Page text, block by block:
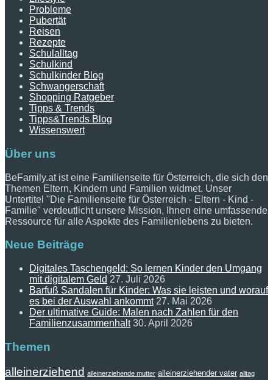
Probleme
Pubertät
Reisen
Rezepte
Schulalltag
Schulkind
Schulkinder Blog
Schwangerschaft
Shopping Ratgeber
Tipps & Trends
Tipps&Trends Blog
Wissenswert
Über uns
BeFamily.at ist eine Familienseite für Österreich, die sich den
Themen Eltern, Kindern und Familien widmet. Unser
Untertitel "Die Familienseite für Österreich - Eltern - Kind -
Familie" verdeutlicht unsere Mission, Ihnen eine umfassende
Ressource für alle Aspekte des Familienlebens zu bieten.
Neue Beiträge
Digitales Taschengeld: So lernen Kinder den Umgang
mit digitalem Geld 27. Juli 2026
Barfuß Sandalen für Kinder: Was sie leisten und worauf
es bei der Auswahl ankommt 27. Mai 2026
Der ultimative Guide: Malen nach Zahlen für den
Familienzusammenhalt 30. April 2026
Themen
alleinerziehend alleinerziehende mutter alleinerziehender vater alltag